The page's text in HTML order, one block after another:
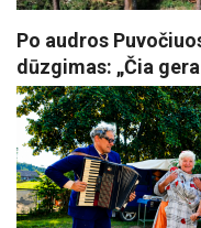
Po audros
dūzgimas: „Čia